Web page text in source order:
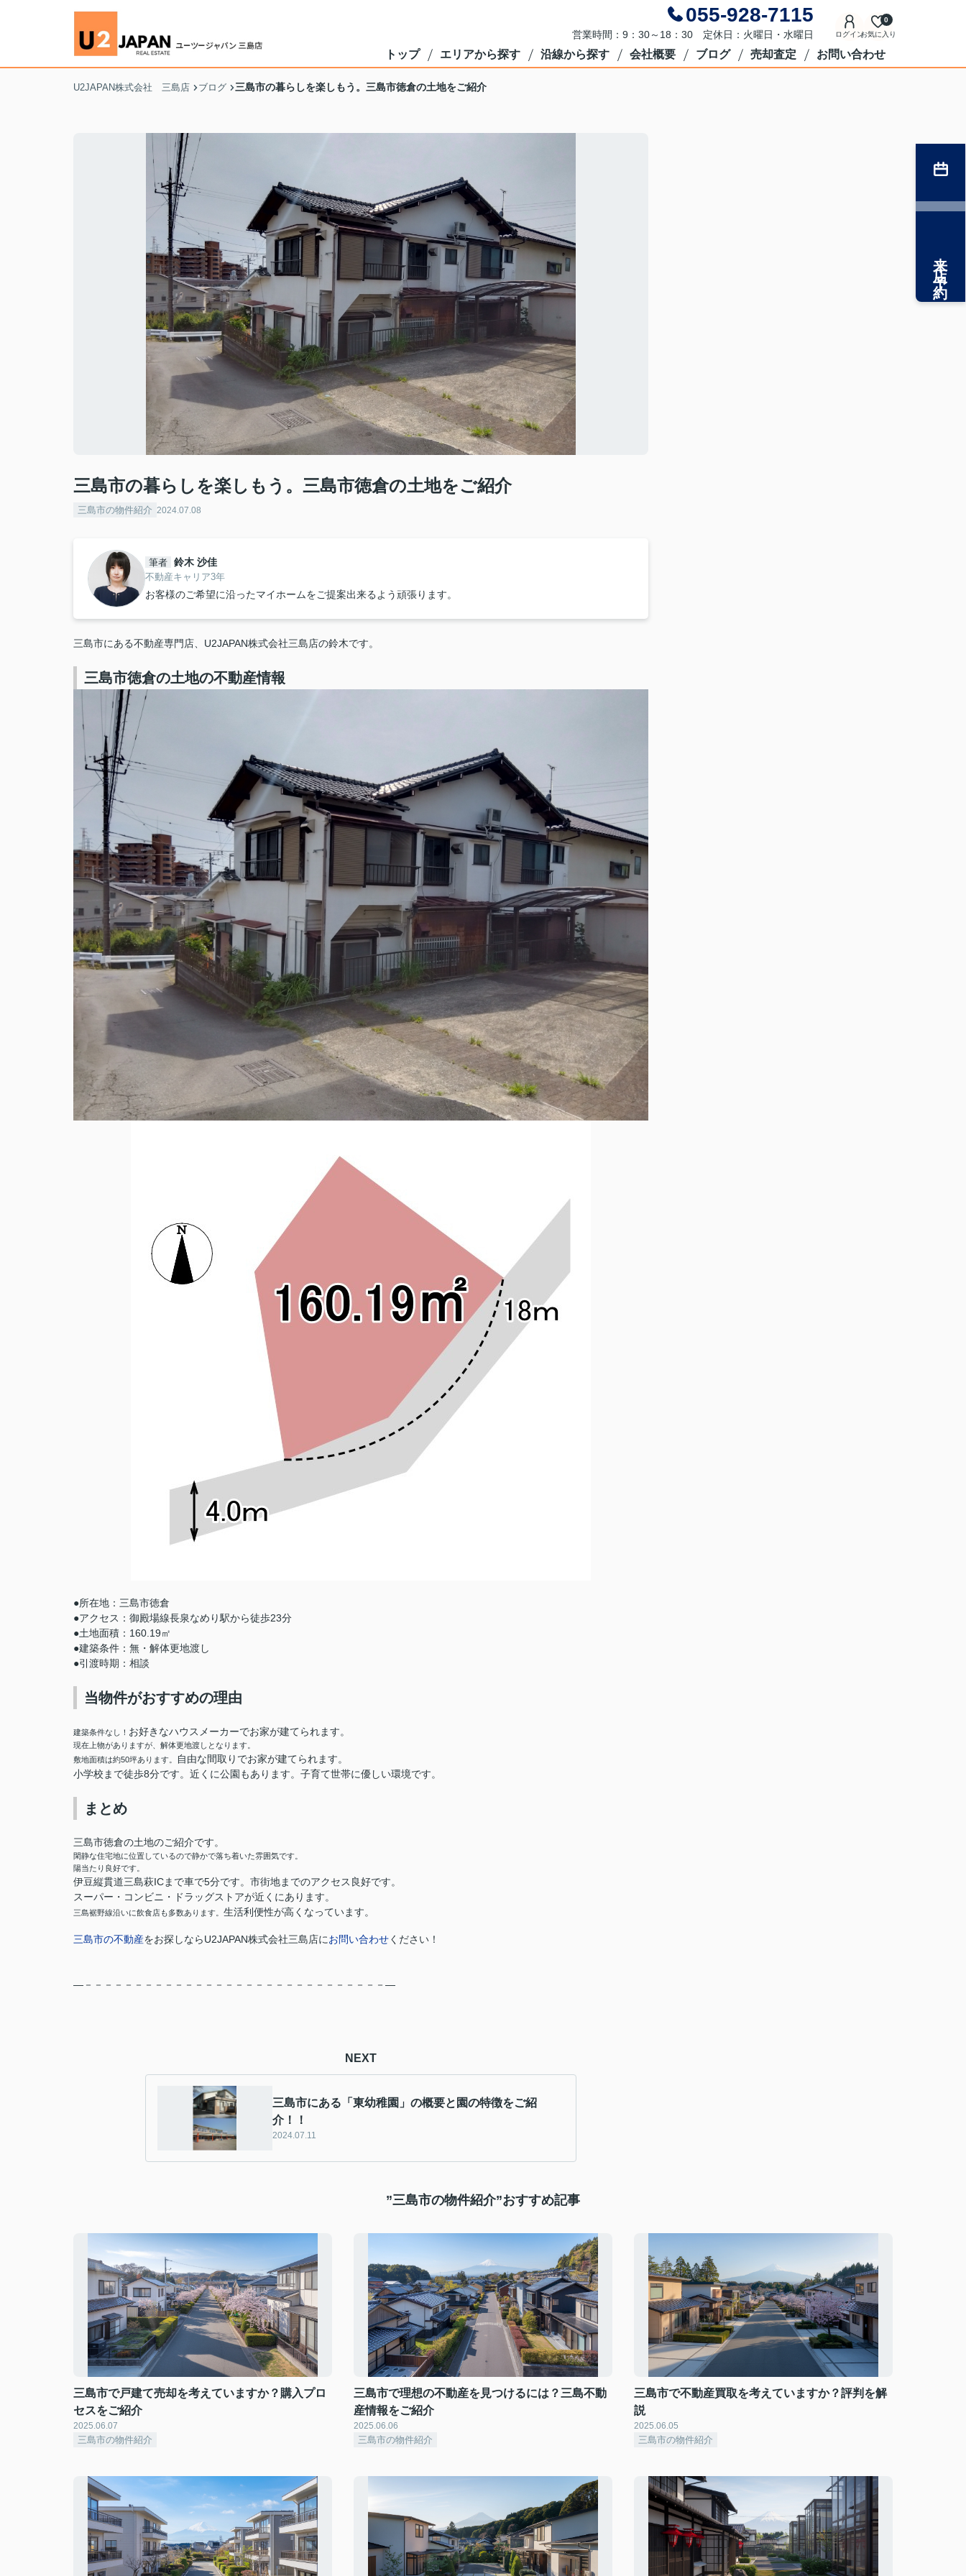
055-928-7115
営業時間：9：30～18：30 定休日：火曜日・水曜日 ログインお気に入り
0
トップ エリアから探す 沿線から探す 会社概要 ブログ 売却査定 お問い合わせ
U2JAPAN株式会社 三島店 ブログ 三島市の暮らしを楽しもう。三島市徳倉の土地をご紹介
三島市の暮らしを楽しもう。三島市徳倉の土地をご紹介
三島市の物件紹介 2024.07.08
筆者 鈴木 沙佳
不動産キャリア3年
お客様のご希望に沿ったマイホームをご提案出来るよう頑張ります。
三島市にある不動産専門店、U2JAPAN株式会社三島店の鈴木です。
三島市徳倉の土地の不動産情報
●所在地：三島市徳倉
●アクセス：御殿場線長泉なめり駅から徒歩23分
●土地面積：160.19㎡
●建築条件：無・解体更地渡し
●引渡時期：相談
当物件がおすすめの理由
建築条件なし！ お好きなハウスメーカーでお家が建てられます。
現在上物がありますが、解体更地渡しとなります。
敷地面積は約50坪あります。
自由な間取りでお家が建てられます。
小学校まで徒歩8分です。近くに公園もあります。子育て世帯に優しい環境です。
まとめ
三島市徳倉の土地のご紹介です。
閑静な住宅地に位置しているので静かで落ち着いた雰囲気です。
陽当たり良好です。
伊豆縦貫道三島萩ICまで車で5分です。市街地までのアクセス良好です。
スーパー・コンビニ・ドラッグストアが近くにあります。
三島裾野線沿いに飲食店も多数あります。 生活利便性が高くなっています。
三島市の不動産をお探しならU2JAPAN株式会社三島店にお問い合わせください！
―－－－－－－－－－－－－－－－－－－－－－－－－－－－－－－―
NEXT
三島市にある「東幼稚園」の概要と園の特徴をご紹
介！！
2024.07.11
”三島市の物件紹介”おすすめ記事
三島市で戸建て売却を考えていますか？購入プロ
セスをご紹介
2025.06.07
三島市の物件紹介
三島市で理想の不動産を見つけるには？三島不動
産情報をご紹介
2025.06.06
三島市の物件紹介
三島市で不動産買取を考えていますか？評判を解
説
2025.06.05
三島市の物件紹介
来店予約